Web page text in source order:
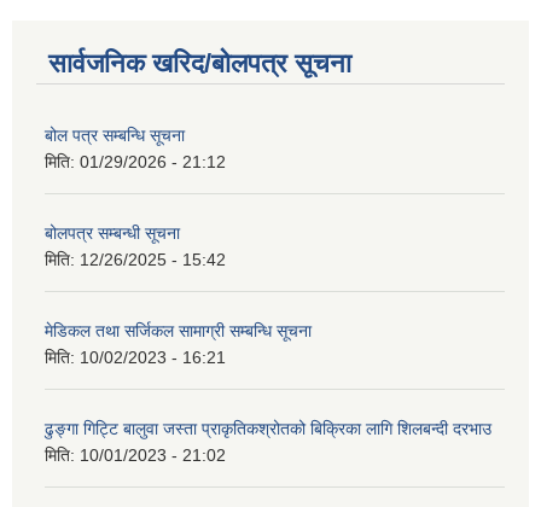
सार्वजनिक खरिद/बोलपत्र सूचना
बोल पत्र सम्बन्धि सूचना
मिति: 01/29/2026 - 21:12
बोलपत्र सम्बन्धी सूचना
मिति: 12/26/2025 - 15:42
मेडिकल तथा सर्जिकल सामाग्री सम्बन्धि सूचना
मिति: 10/02/2023 - 16:21
ढुङ्गा गिट्टि बालुवा जस्ता प्राकृतिकश्रोतको बिक्रिका लागि शिलबन्दी दरभाउ
मिति: 10/01/2023 - 21:02